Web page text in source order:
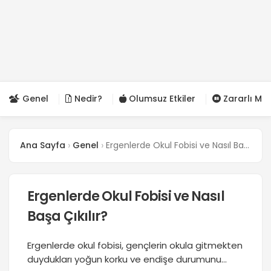
Genel Nedir? Olumsuz Etkiler Zararlı Mı?
Ana Sayfa Genel Ergenlerde Okul Fobisi ve Nasıl Başa Çıkılır?
Ergenlerde Okul Fobisi ve Nasıl
Başa Çıkılır?
Ergenlerde okul fobisi, gençlerin okula gitmekten
duydukları yoğun korku ve endişe durumunu